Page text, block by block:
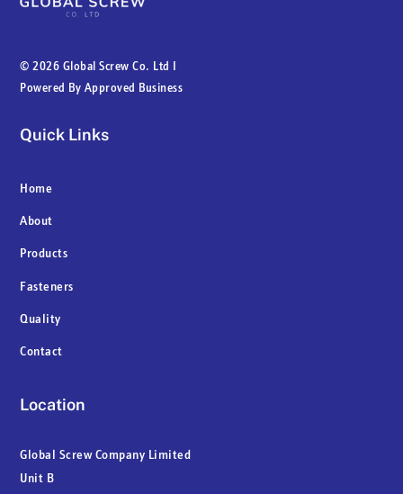
©2026 Global Screw Co. Ltd I
Powered By Approved Business
Quick Links
Home
About
Products
Fasteners
Quality
Contact
Location
Global Screw Company Limited
Unit B